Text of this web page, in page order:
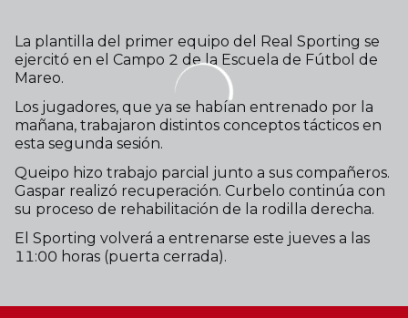
La plantilla del primer equipo del Real Sporting se
ejercitó en el Campo 2 de la Escuela de Fútbol de
Mareo.
Los jugadores, que ya se habían entrenado por la
mañana, trabajaron distintos conceptos tácticos en
esta segunda sesión.
Queipo hizo trabajo parcial junto a sus compañeros.
Gaspar realizó recuperación. Curbelo continúa con
su proceso de rehabilitación de la rodilla derecha.
El Sporting volverá a entrenarse este jueves a las
11:00 horas (puerta cerrada).